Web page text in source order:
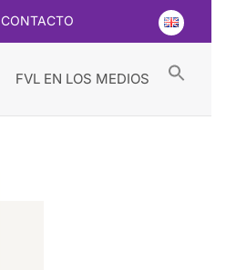
CONTACTO
FVL EN LOS MEDIOS